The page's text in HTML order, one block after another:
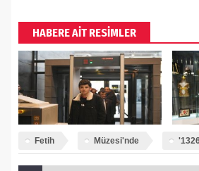
HABERE AİT RESİMLER
Fetih Müzesi'nde